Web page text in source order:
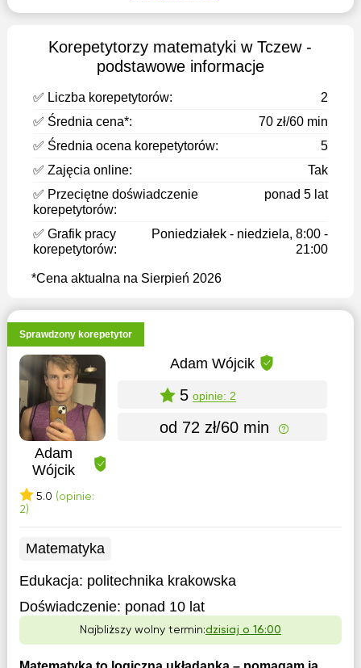
Korepetytorzy matematyki w Tczew -
podstawowe informacje
✅ Liczba korepetytorów:
2
✅ Średnia cena*:
70 zł/60 min
✅ Średnia ocena korepetytorów:
5
✅ Zajęcia online:
Tak
✅ Przeciętne doświadczenie
korepetytorów:
ponad 5 lat
✅ Grafik pracy
korepetytorów:
Poniedziałek - niedziela, 8:00 -
21:00
*Cena aktualna na Sierpień 2026
Sprawdzony korepetytor
Adam
Wójcik
5.0 (opinie:
2)
Adam Wójcik
5 opinie: 2
od 72 zł/60 min
Matematyka
Edukacja: politechnika krakowska
Doświadczenie: ponad 10 lat
Najbliższy wolny termin:dzisiaj o 16:00